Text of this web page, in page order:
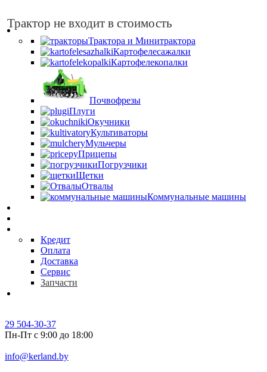
Каталог
Трактора и Минитрактора
Картофелесажалки
Картофелекопалки
Почвофрезы
Плуги
Окучники
Культиваторы
Мульчеры
Прицепы
Погрузчики
Щетки
Отвалы
Коммунальные машины
Кредит
Оплата
Доставка
Сервис
Запчасти
29 504-30-37
Пн-Пт с 9:00 до 18:00
info@kerland.by
Трактор не входит в стоимость